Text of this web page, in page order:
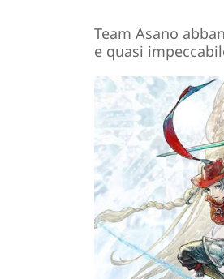
Team Asano
e quasi